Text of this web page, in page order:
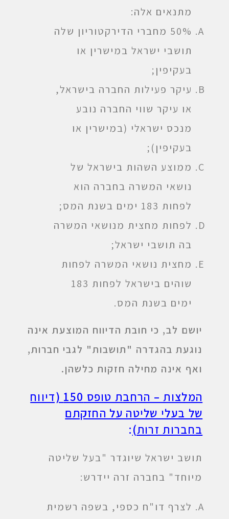
מתנאים אלה:
50% מחברי הדירקטוריון שלה
תושבי ישראל במישרין או
בעקיפין;
עיקר פעילות החברה בישראל,
או עיקר שווי החברה נובע
מנכס ישראלי (במישרין או
בעקיפין);
ממוצע השהות בישראל של
נושאי המשרה בחברה הוא
לפחות 183 ימים בשנת המס;
לפחות מחצית מנושאי המשרה
בה תושבי ישראל;
מחצית נושאי המשרה לפחות
שוהים בישראל לפחות 183
ימים בשנת המס.
יושם לב, כי חובת הדיווח המוצעת אינה
נוגעת בהגדרה "תושבות" לגבי חברות,
ואף אינה מחילה חזקות כלשהן.
המלצות – הרחבת טופס 150 (דיווח
של בעלי שליטה על החזקתם
בחברות זרות):
תושב ישראל שיוגדר "בעל שליטה
מיוחד" בחברה זרה יידרש:
לצרף דו"ח כספי, בשפה רשמית